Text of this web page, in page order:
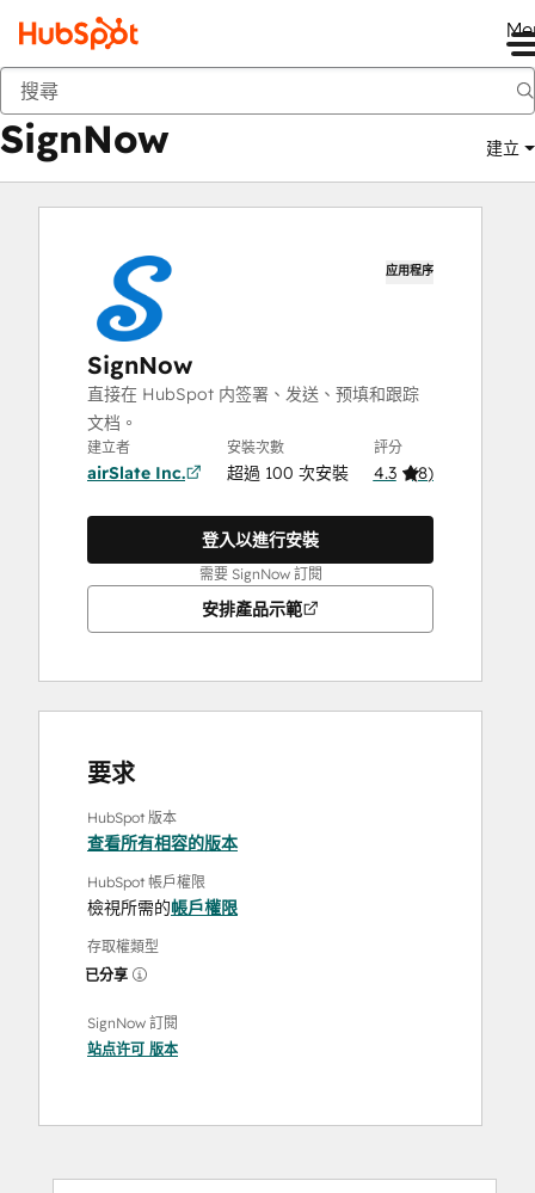
市集 應用程式
SignNow 建立
应用程序
SignNow
直接在 HubSpot 内签署、发送、预填和跟踪
文档。
建立者
airSlate Inc.
安裝次數
超過 100 次安裝
評分
4.3 (8)
登入以進行安裝
需要 SignNow 訂閱
安排產品示範
要求
HubSpot 版本
查看所有相容的版本
HubSpot 帳戶權限
檢視所需的帳戶權限
存取權類型
已分享
SignNow 訂閱
站点许可 版本